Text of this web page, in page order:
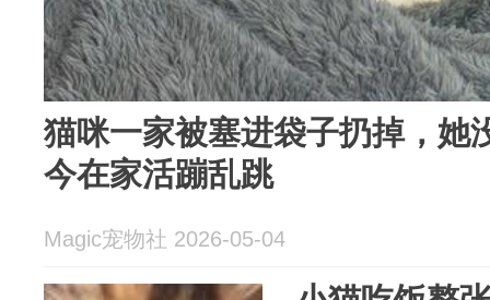
猫咪一家被塞进袋子扔掉，她
今在家活蹦乱跳
Magic宠物社 2026-05-04